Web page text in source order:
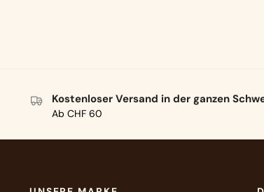
Kostenloser Versand in der ganzen
Ab CHF 60